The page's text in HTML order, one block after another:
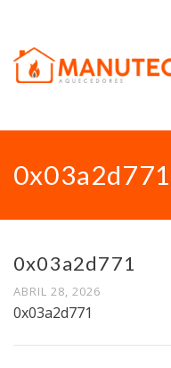
0x03a2d771
0x03a2d771
ABRIL 28, 2026
0x03a2d771